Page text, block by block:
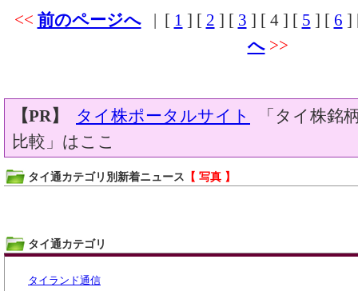
<< 前のページへ| [ 1 ] [ 2 ] [ 3 ] [ 4] [ 5 ] [ 6 ]
へ>>
【PR】 タイ株ポータルサイト
「タイ株銘
比較」はここ
タイ通カテゴリ別新着ニュース 【 写真 】
タイ通カテゴリ
タイランド通信